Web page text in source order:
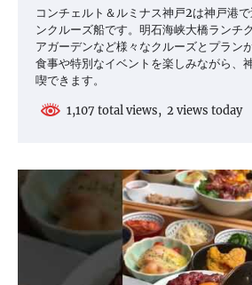
コンチェルト＆ルミナス神戸2は神戸港
ンクルーズ船です。明石海峡大橋ランチ
アガーデンなど様々なクルーズとプラン
食事や特別なイベントを楽しみながら、
喫できます。
1,107 total views, 2 views today